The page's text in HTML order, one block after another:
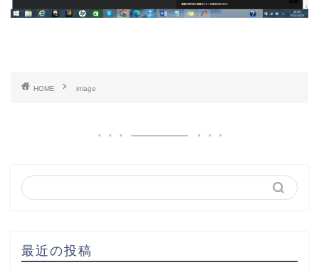
HOME image
最近の投稿